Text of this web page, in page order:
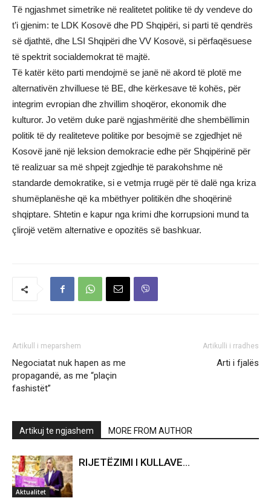
Të ngjashmet simetrike në realitetet politike të dy vendeve do
t’i gjenim: te LDK Kosovë dhe PD Shqipëri, si parti të qendrës
së djathtë, dhe LSI Shqipëri dhe VV Kosovë, si përfaqësuese
të spektrit socialdemokrat të majtë.
Të katër këto parti mendojmë se janë në akord të plotë me
alternativën zhvilluese të BE, dhe kërkesave të kohës, për
integrim evropian dhe zhvillim shoqëror, ekonomik dhe
kulturor. Jo vetëm duke parë ngjashmëritë dhe shembëllimin
politik të dy realiteteve politike por besojmë se zgjedhjet në
Kosovë janë një leksion demokracie edhe për Shqipërinë për
të realizuar sa më shpejt zgjedhje të parakohshme në
standarde demokratike, si e vetmja rrugë për të dalë nga kriza
shumëplanëshe që ka mbëthyer politikën dhe shoqërinë
shqiptare. Shtetin e kapur nga krimi dhe korrupsioni mund ta
çlirojë vetëm alternative e opozitës së bashkuar.
Artikull i meparshem
Negociatat nuk hapen as me
propagandë, as me “plaçin
fashistët”
Artikulli i rradhes
Arti i fjalës
Artikuj te ngjashem MORE FROM AUTHOR
Aktualitet
RIJETËZIMI I KULLAVE…